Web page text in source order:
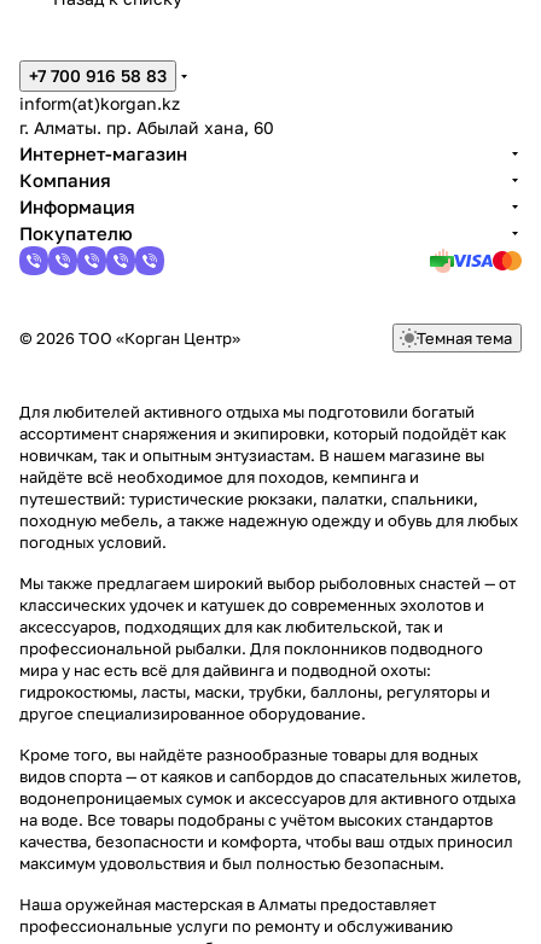
+7 700 916 58 83
inform(at)korgan.kz
г. Алматы. пр. Абылай хана, 60
Интернет-магазин
Компания
Информация
Покупателю
© 2026 ТОО «Корган Центр» Темная тема
Для любителей активного отдыха мы подготовили богатый
ассортимент снаряжения и экипировки, который подойдёт как
новичкам, так и опытным энтузиастам. В нашем магазине вы
найдёте всё необходимое для походов, кемпинга и
путешествий: туристические рюкзаки, палатки, спальники,
походную мебель, а также надежную одежду и обувь для любых
погодных условий.
Мы также предлагаем широкий выбор рыболовных снастей — от
классических удочек и катушек до современных эхолотов и
аксессуаров, подходящих для как любительской, так и
профессиональной рыбалки. Для поклонников подводного
мира у нас есть всё для дайвинга и подводной охоты:
гидрокостюмы, ласты, маски, трубки, баллоны, регуляторы и
другое специализированное оборудование.
Кроме того, вы найдёте разнообразные товары для водных
видов спорта — от каяков и сапбордов до спасательных жилетов,
водонепроницаемых сумок и аксессуаров для активного отдыха
на воде. Все товары подобраны с учётом высоких стандартов
качества, безопасности и комфорта, чтобы ваш отдых приносил
максимум удовольствия и был полностью безопасным.
Наша оружейная мастерская в Алматы предоставляет
профессиональные услуги по ремонту и обслуживанию